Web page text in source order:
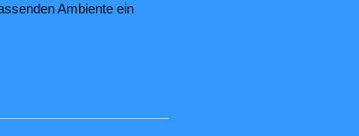
Ambiente ein